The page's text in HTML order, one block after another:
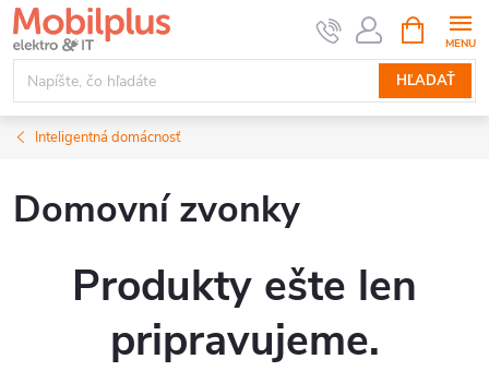
Prejsť
na
obsah
HĽADAŤ
KOŠÍK
Inteligentná domácnosť
Domovní zvonky
Produkty ešte len
pripravujeme.